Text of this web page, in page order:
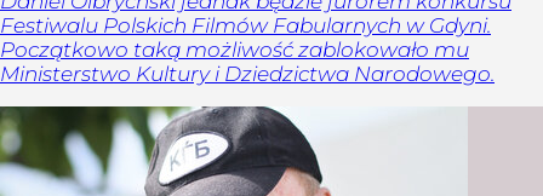
Festiwalu Polskich Filmów Fabularnych w Gdyni.
Początkowo taką możliwość zablokowało mu
Ministerstwo Kultury i Dziedzictwa Narodowego.